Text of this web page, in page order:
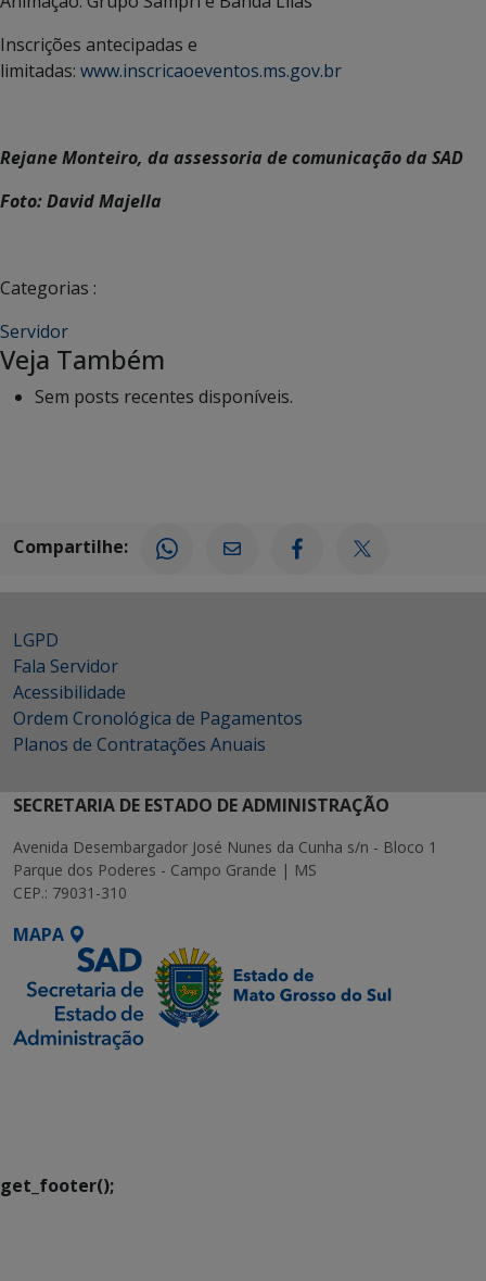
Inscrições antecipadas e
limitadas: www.inscricaoeventos.ms.gov.br
Rejane Monteiro, da assessoria de comunicação da SAD
Foto: David Majella
Categorias :
Servidor
Veja Também
Sem posts recentes disponíveis.
Compartilhe:
LGPD
Fala Servidor
Acessibilidade
Ordem Cronológica de Pagamentos
Planos de Contratações Anuais
SECRETARIA DE ESTADO DE ADMINISTRAÇÃO
Avenida Desembargador José Nunes da Cunha s/n - Bloco 1
Parque dos Poderes - Campo Grande | MS
CEP.: 79031-310
MAPA
get_footer();